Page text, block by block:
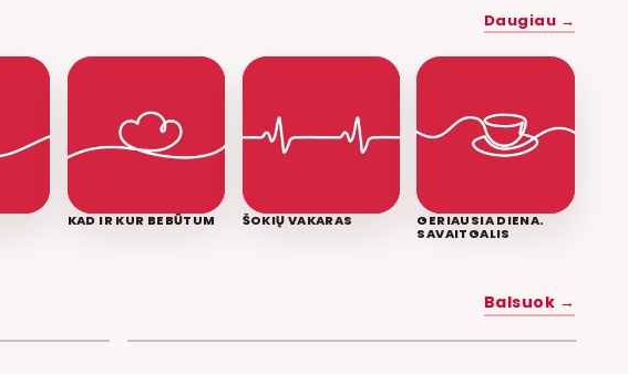
Daugiau →
KAD IR KUR BEBŪTUM ŠOKIŲ VAKARAS GERIAUSIA DIENA.
SAVAITGALIS
Balsuok →